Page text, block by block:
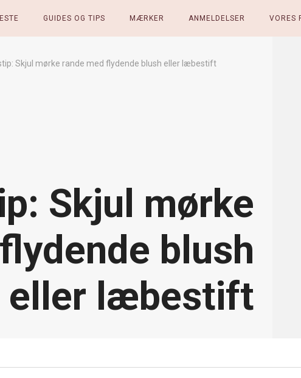
GUIDES OG TIPS MÆRKER ANMELDELSER VORES
Skjul mørke rande med flydende blush eller læbestift
Skjul mørke
blush
eller læbestift